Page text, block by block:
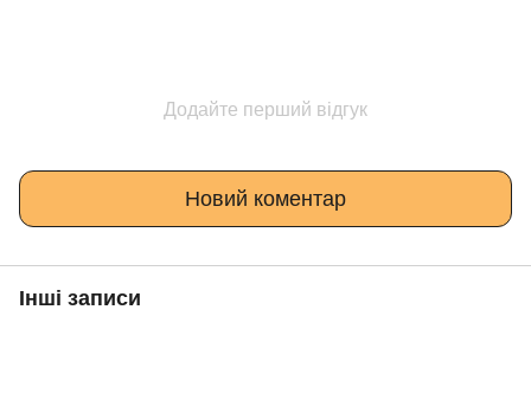
Додайте перший відгук
Новий коментар
Інші записи